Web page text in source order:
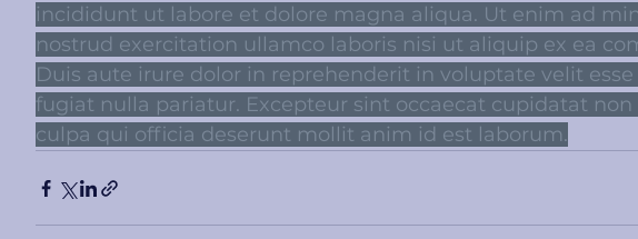
incididunt ut labore et dolore magna aliqua. Ut enim ad
nostrud exercitation ullamco laboris nisi ut aliquip ex ea
Duis aute irure dolor in reprehenderit in voluptate velit
fugiat nulla pariatur. Excepteur sint occaecat cupidatat
culpa qui officia deserunt mollit anim id est laborum.